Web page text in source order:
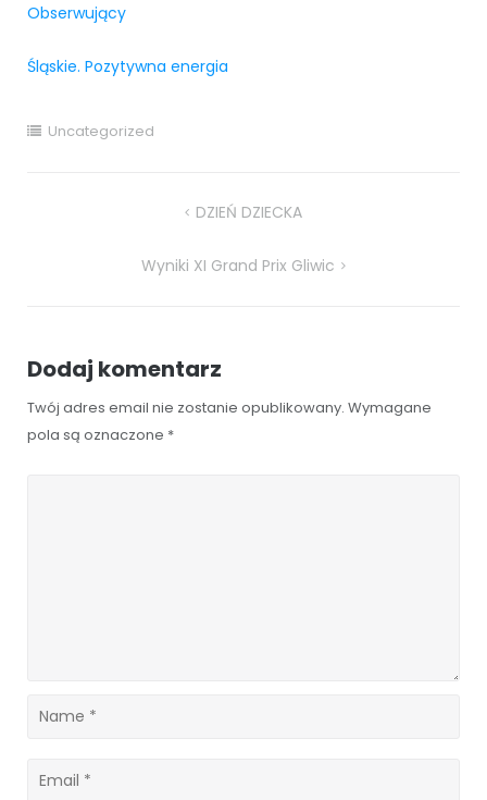
Obserwujący
Śląskie. Pozytywna energia
Uncategorized
DZIEŃ DZIECKA
Wyniki XI Grand Prix Gliwic
Dodaj komentarz
Twój adres email nie zostanie opublikowany. Wymagane
pola są oznaczone *